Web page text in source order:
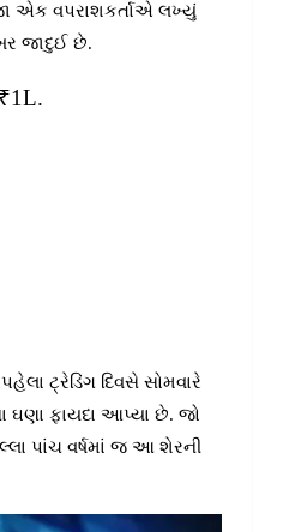
એક વપરાશકર્તાએ લખ્યું
જાદુઈ છે.
ટ્રેડિંગ દિવસે સોમવારે
ઘણા ફાયદા આપ્યા છે. જો
પાંચ વર્ષમાં જ આ શેરની